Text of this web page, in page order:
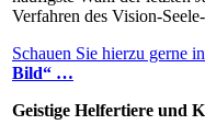
Verfahren des Vision-
Schauen Sie hierzu gerne
Bild“ …
Geistige Helfertiere und